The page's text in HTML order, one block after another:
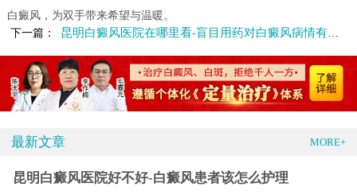
白癜风，为双手带来希望与温暖。
下一篇：
昆明白癜风医院在哪里看-盲目用药对白癜风病情有哪些危害
最新文章 MORE+
昆明白癜风医院好不好-白癜风患者该怎么护理